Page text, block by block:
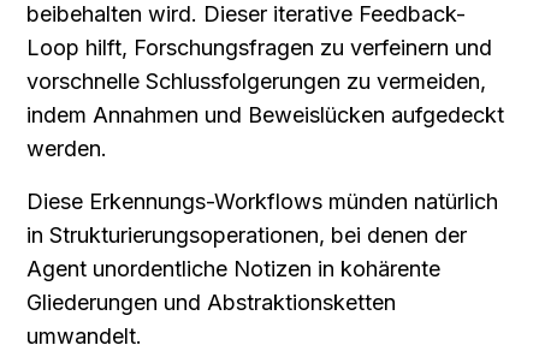
beibehalten wird. Dieser iterative Feedback-
Loop hilft, Forschungsfragen zu verfeinern und
vorschnelle Schlussfolgerungen zu vermeiden,
indem Annahmen und Beweislücken aufgedeckt
werden.
Diese Erkennungs-Workflows münden natürlich
in Strukturierungsoperationen, bei denen der
Agent unordentliche Notizen in kohärente
Gliederungen und Abstraktionsketten
umwandelt.